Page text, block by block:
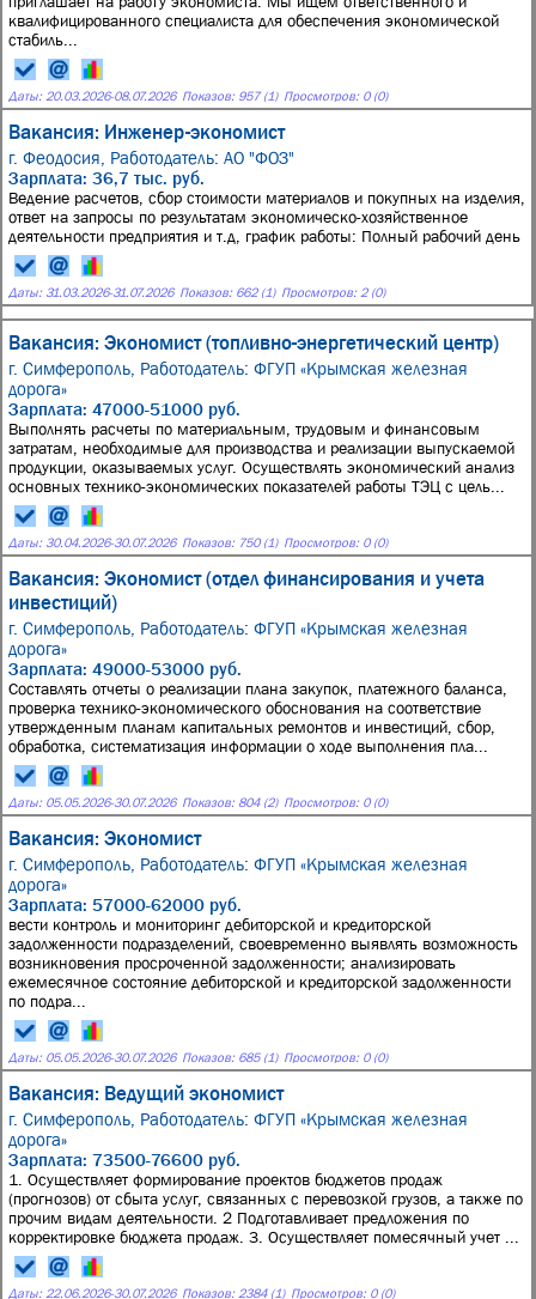
квалифицированного специалиста для обеспечения экономической
стабиль...
Даты: 20.03.2026-08.07.2026 Показов: 957 (1) Просмотров: 0 (0)
Вакансия: Инженер-экономист
г. Феодосия, Работодатель: АО "ФОЗ"
Зарплата: 36,7 тыс. руб.
Ведение расчетов, сбор стоимости материалов и покупных на изделия,
ответ на запросы по результатам экономическо-хозяйственное
деятельности предприятия и т.д, график работы: Полный рабочий день
Даты: 31.03.2026-31.07.2026 Показов: 662 (1) Просмотров: 2 (0)
Вакансия: Экономист (топливно-энергетический центр)
г. Симферополь, Работодатель: ФГУП «Крымская железная
дорога»
Зарплата: 47000-51000 руб.
Выполнять расчеты по материальным, трудовым и финансовым
затратам, необходимые для производства и реализации выпускаемой
продукции, оказываемых услуг. Осуществлять экономический анализ
основных технико-экономических показателей работы ТЭЦ с цель...
Даты: 30.04.2026-30.07.2026 Показов: 750 (1) Просмотров: 0 (0)
Вакансия: Экономист (отдел финансирования и учета
инвестиций)
г. Симферополь, Работодатель: ФГУП «Крымская железная
дорога»
Зарплата: 49000-53000 руб.
Составлять отчеты о реализации плана закупок, платежного баланса,
проверка технико-экономического обоснования на соответствие
утвержденным планам капитальных ремонтов и инвестиций, сбор,
обработка, систематизация информации о ходе выполнения пла...
Даты: 05.05.2026-30.07.2026 Показов: 804 (2) Просмотров: 0 (0)
Вакансия: Экономист
г. Симферополь, Работодатель: ФГУП «Крымская железная
дорога»
Зарплата: 57000-62000 руб.
вести контроль и мониторинг дебиторской и кредиторской
задолженности подразделений, своевременно выявлять возможность
возникновения просроченной задолженности; анализировать
ежемесячное состояние дебиторской и кредиторской задолженности
по подра...
Даты: 05.05.2026-30.07.2026 Показов: 685 (1) Просмотров: 0 (0)
Вакансия: Ведущий экономист
г. Симферополь, Работодатель: ФГУП «Крымская железная
дорога»
Зарплата: 73500-76600 руб.
1. Осуществляет формирование проектов бюджетов продаж
(прогнозов) от сбыта услуг, связанных с перевозкой грузов, а также по
прочим видам деятельности. 2 Подготавливает предложения по
корректировке бюджета продаж. 3. Осуществляет помесячный учет ...
Даты: 22.06.2026-30.07.2026 Показов: 2384 (1) Просмотров: 0 (0)